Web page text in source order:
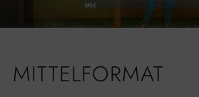
MITTELFORMAT